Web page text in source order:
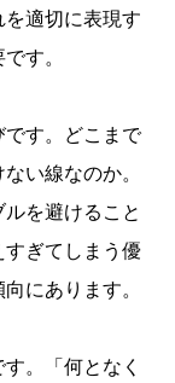
適切に表現す
す。
です。どこまで
い線なのか。
を避けること
すぎてしまう優
にあります。
。「何となく